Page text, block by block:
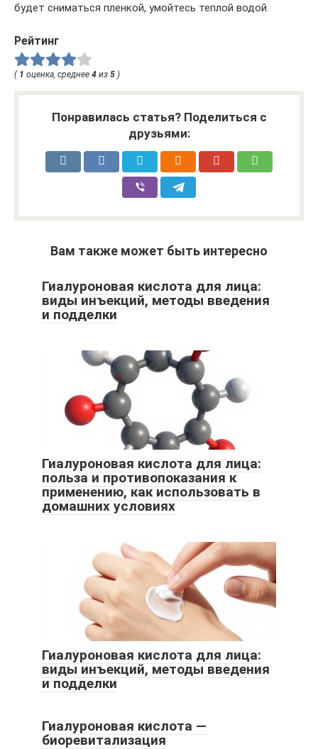
будет сниматься пленкой, умойтесь теплой водой.
Рейтинг
( 1 оценка, среднее 4 из 5 )
Понравилась статья? Поделиться с
друзьями:
Вам также может быть интересно
Гиалуроновая кислота для лица:
виды инъекций, методы введения
и подделки
Гиалуроновая кислота для лица:
польза и противопоказания к
применению, как использовать в
домашних условиях
Гиалуроновая кислота для лица:
виды инъекций, методы введения
и подделки
Гиалуроновая кислота —
биоревитализация